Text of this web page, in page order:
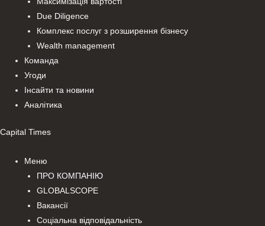
Due Diligence
Комплекс послуг з розширення бізнесу
Wealth management
Команда
Угоди
Інсайти та новини
Аналітика
Capital Times
Меню
ПРО КОМПАНІЮ
GLOBALSCOPE
Вакансії
Соціальна відповідальність